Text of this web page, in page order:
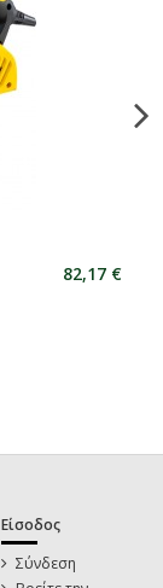
82,17 €
Είσοδος
Σύνδεση